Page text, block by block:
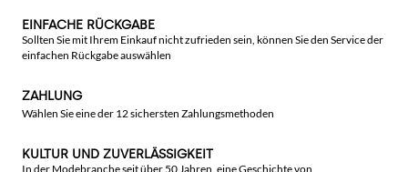
EINFACHE RÜCKGABE
Sollten Sie mit Ihrem Einkauf nicht zufrieden sein, können Sie den Service der
einfachen Rückgabe auswählen
ZAHLUNG
Wählen Sie eine der 12 sichersten Zahlungsmethoden
KULTUR UND ZUVERLÄSSIGKEIT
In der Modebranche seit über 50 Jahren, eine Geschichte von